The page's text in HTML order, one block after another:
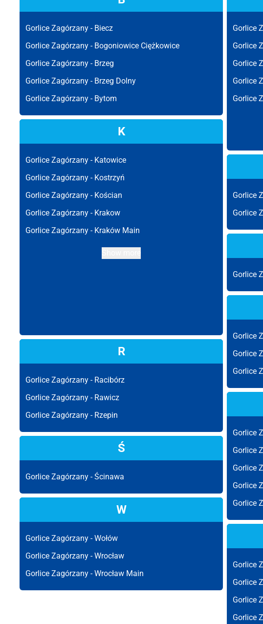
Gorlice Zagórzany - Biecz
Gorlice Zagórzany - Bogoniowice Ciężkowice
Gorlice Zagórzany - Brzeg
Gorlice Zagórzany - Brzeg Dolny
Gorlice Zagórzany - Bytom
Gorlice
Gorlice
Gorlice
Gorlice
Gorlice
K
Gorlice Zagórzany - Katowice
Gorlice Zagórzany - Kostrzyń
Gorlice Zagórzany - Kościan
Gorlice Zagórzany - Krakow
Gorlice Zagórzany - Kraków Main
Gorlice
Gorlice
Gorlice
Gorlice
Gorlice
Gorlice
R
Gorlice Zagórzany - Racibórz
Gorlice Zagórzany - Rawicz
Gorlice Zagórzany - Rzepin
Gorlice
Gorlice
Gorlice
Gorlice
Gorlice
Ś
Gorlice Zagórzany -Ścinawa
W
Gorlice Zagórzany -Wołów
Gorlice Zagórzany -Wrocław
Gorlice Zagórzany -Wrocław Main
Gorlice
Gorlice
Gorlice
Gorlice